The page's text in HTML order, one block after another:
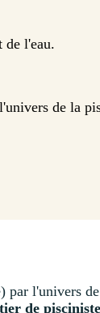
de l'eau.
de la
par l'univers
de pisciniste